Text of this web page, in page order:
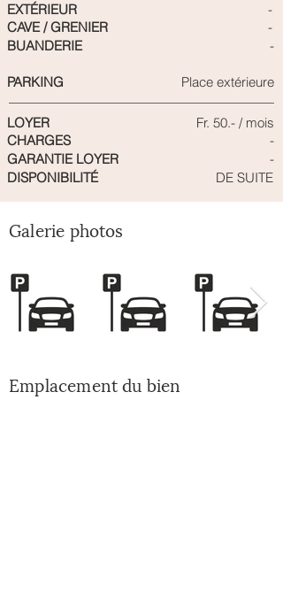
EXTÉRIEUR
-
CAVE / GRENIER
-
BUANDERIE
-
PARKING Place extérieure
LOYER
Fr. 50.- / mois
CHARGES
-
GARANTIE LOYER
-
DISPONIBILITÉ
DE SUITE
Galerie photos
Emplacement du bien